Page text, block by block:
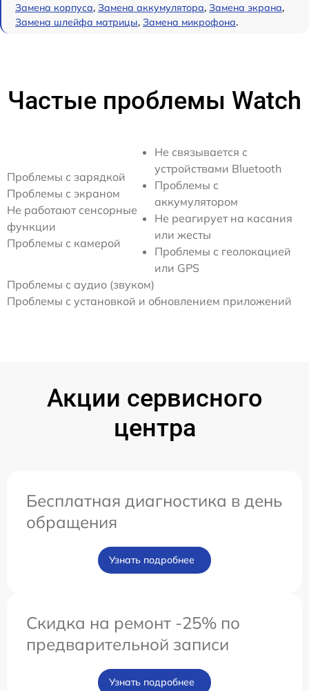
Замена корпуса, Замена аккумулятора, Замена экрана,
Замена шлейфа матрицы, Замена микрофона.
Частые проблемы Watch
Проблемы с зарядкой
Проблемы с экраном
Не работают сенсорные
функции
Проблемы с камерой
Не связывается с
устройствами Bluetooth
Проблемы с
аккумулятором
Не реагирует на касания
или жесты
Проблемы с геолокацией
или GPS
Проблемы с аудио (звуком)
Проблемы с установкой и обновлением приложений
Акции сервисного
центра
Бесплатная диагностика в день
обращения
Узнать подробнее
Скидка на ремонт -25% по
предварительной записи
Узнать подробнее